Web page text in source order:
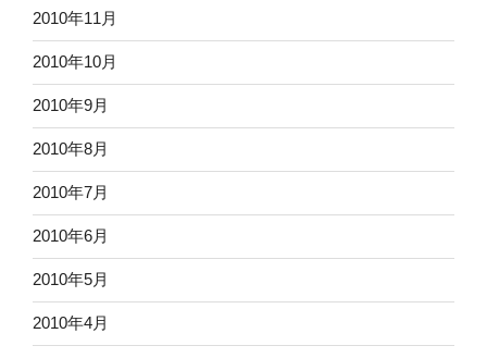
2010年11月
2010年10月
2010年9月
2010年8月
2010年7月
2010年6月
2010年5月
2010年4月